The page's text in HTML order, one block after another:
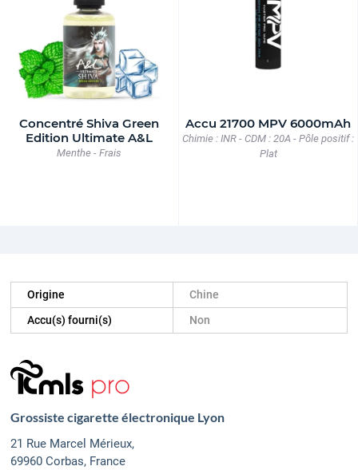
Concentré Shiva Green
Edition Ultimate A&L
Menthe - Frais
Accu 21700 MPV 6000mAh
Chimie : INR - CDM : 20A - Pôle positif :
Plat
Origine
Chine
Accu(s) fourni(s)
Non
Grossiste cigarette électronique Lyon
21 Rue Marcel Mérieux,
69960 Corbas, France